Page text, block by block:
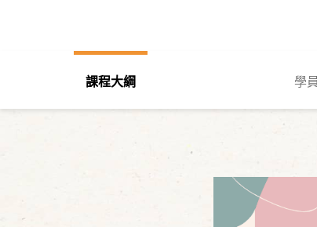
課程大綱 學